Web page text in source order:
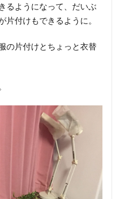
るようになって、だいぶ
付けもできるように。
の片付けとちょっと衣替